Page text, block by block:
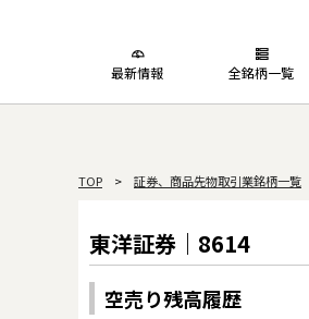
最新情報 全銘柄一覧
TOP > 証券、商品先物取引業銘柄一覧
東洋証券｜8614
空売り残高履歴